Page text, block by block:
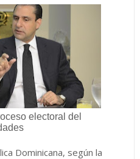
electoral del
Dominicana, según la